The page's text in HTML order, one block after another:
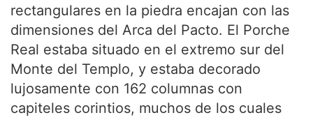
rectangulares en la piedra encajan con las
dimensiones del Arca del Pacto. El Porche
Real estaba situado en el extremo sur del
Monte del Templo, y estaba decorado
lujosamente con 162 columnas con
capiteles corintios, muchos de los cuales